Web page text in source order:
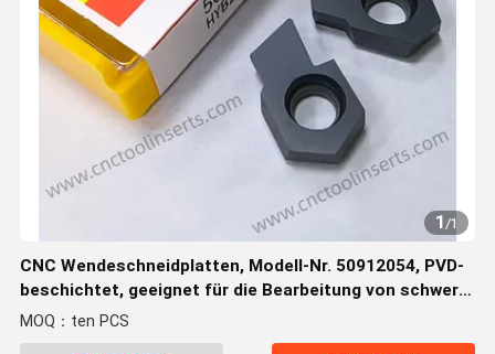
1/1
CNC Wendeschneidplatten, Modell-Nr. 50912054, PVD-
beschichtet, geeignet für die Bearbeitung von schwer
zerspanbaren Werkstoffen, ausgenommen
MOQ：ten PCS